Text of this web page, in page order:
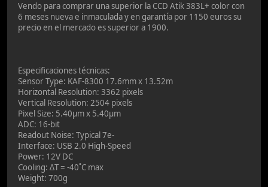
Vendo para comprar una superior la CCD Atik 383L+ color con
6 meses nueva e inmaculada y en garantía por 1150 euros su
precio en el mercado es superior a 1900.
Especificaciones técnicas:
Sensor Type: KAF-8300 17.6mm x 13.52m
Horizontal Resolution: 3362 pixels
Vertical Resolution: 2504 pixels
Pixel Size: 5.40µm x 5.40µm
ADC: 16-bit
Readout Noise: Typical 7e-
Interface: USB 2.0 High-Speed
Power: 12V DC
Cooling: ∆T = -40˚C max
Weight: 700g